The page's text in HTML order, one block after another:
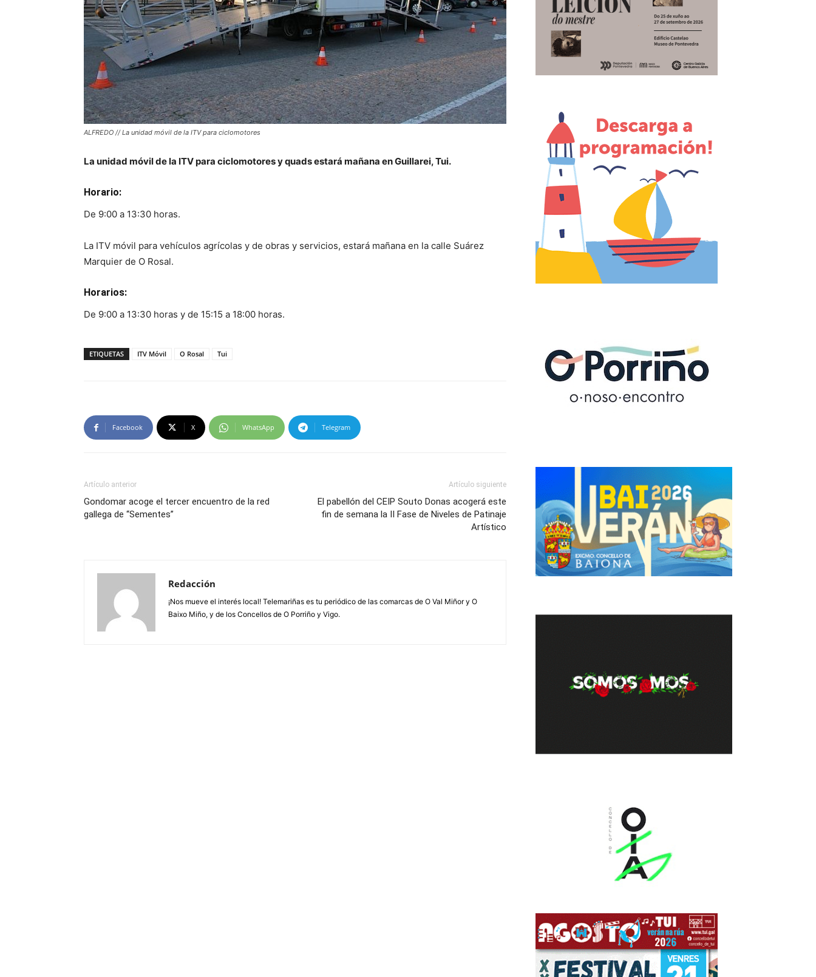
ALFREDO // La unidad móvil de la ITV para ciclomotores
La unidad móvil de la ITV para ciclomotores y quads estará mañana en Guillarei, Tui.
Horario:
De 9:00 a 13:30 horas.
La ITV móvil para vehículos agrícolas y de obras y servicios, estará mañana en la calle Suárez
Marquier de O Rosal.
Horarios:
De 9:00 a 13:30 horas y de 15:15 a 18:00 horas.
ETIQUETAS ITV Móvil O Rosal Tui
Facebook X WhatsApp Telegram
Artículo anterior
Gondomar acoge el tercer encuentro de la red
gallega de “Sementes”
Artículo siguiente
El pabellón del CEIP Souto Donas acogerá este
fin de semana la II Fase de Niveles de Patinaje
Artístico
Redacción
¡Nos mueve el interés local! Telemariñas es tu periódico de las comarcas de O Val Miñor y O
Baixo Miño, y de los Concellos de O Porriño y Vigo.